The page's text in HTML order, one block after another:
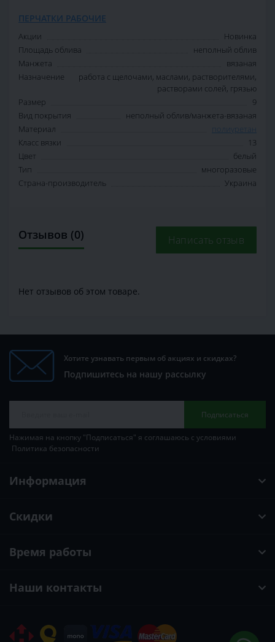
ПЕРЧАТКИ РАБОЧИЕ
Акции
Новинка
Площадь облива
неполный облив
Манжета
вязаная
Назначение
работа с щелочами, маслами, растворителями,
растворами солей, грязью
Размер
9
Вид покрытия
неполный облив/манжета-вязаная
Материал
полиуретан
Класс вязки
13
Цвет
белый
Тип
многоразовые
Страна-производитель
Украина
Отзывов (0) Написать отзыв
Нет отзывов об этом товаре.
Хотите узнавать первым об акциях и скидках?
Подпишитесь на нашу рассылку
Подписаться
Нажимая на кнопку "Подписаться" я соглашаюсь с условиями
Политика безопасности
Информация
Скидки
Время работы
Наши контакты